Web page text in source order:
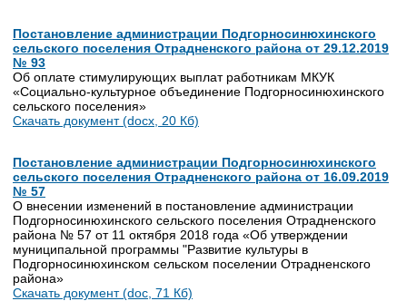
Постановление администрации Подгорносинюхинского
сельского поселения Отрадненского района от 29.12.2019
№ 93
Об оплате стимулирующих выплат работникам МКУК
«Социально-культурное объединение Подгорносинюхинского
сельского поселения»
Скачать документ (docx, 20 Кб)
Постановление администрации Подгорносинюхинского
сельского поселения Отрадненского района от 16.09.2019
№ 57
О внесении изменений в постановление администрации
Подгорносинюхинского сельского поселения Отрадненского
района № 57 от 11 октября 2018 года «Об утверждении
муниципальной программы "Развитие культуры в
Подгорносинюхинском сельском поселении Отрадненского
района»
Скачать документ (doc, 71 Кб)